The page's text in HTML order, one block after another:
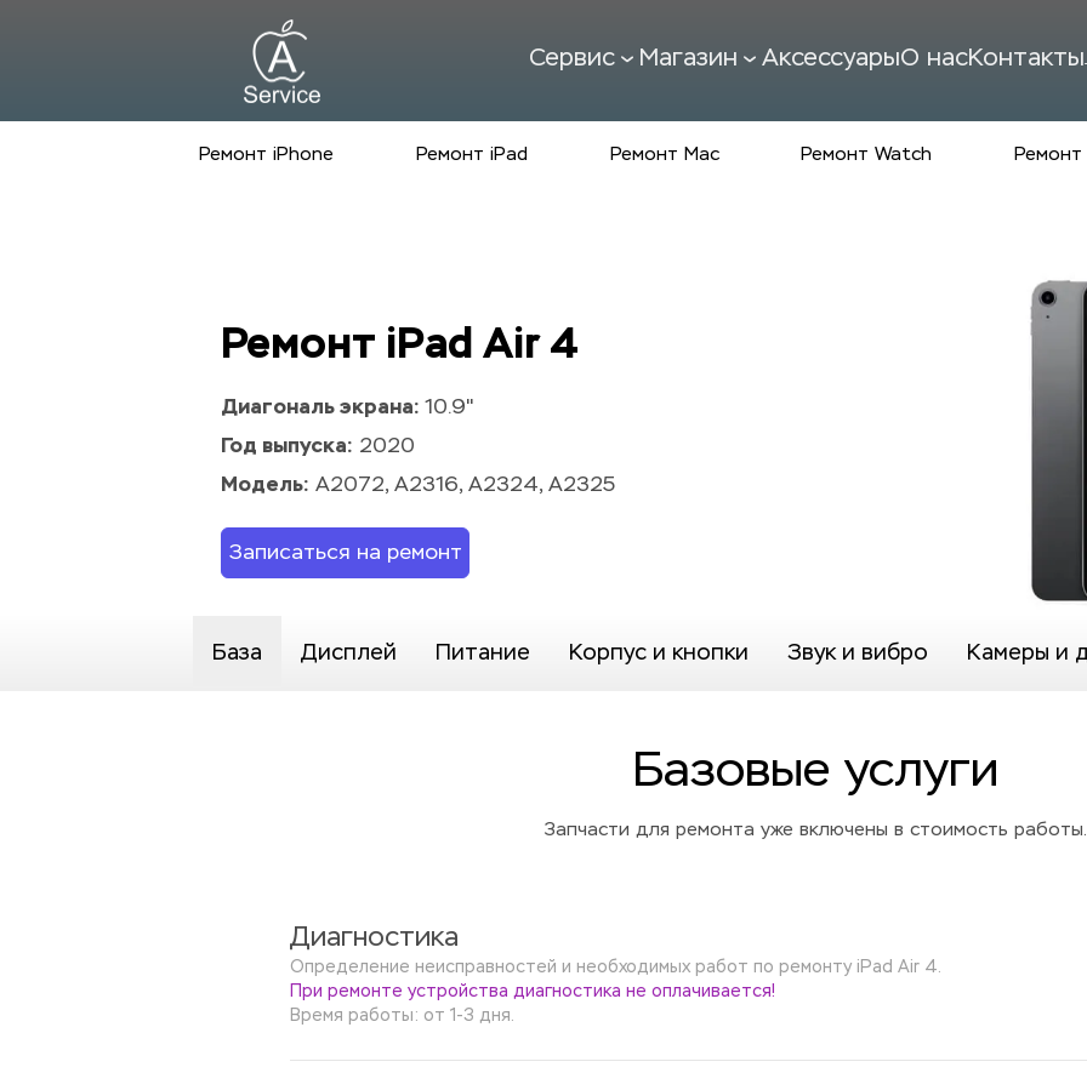
Сервис Магазин АксессуарыО насКонтакты
Ремонт iPhone Ремонт iPad Ремонт Mac Ремонт Watch Ремонт
Ремонт iPad Air 4
Диагональ экрана: 10.9"
Год выпуска: 2020
Модель: A2072, A2316, A2324, A2325
Записаться на ремонт
База Дисплей Питание Корпус и кнопки Звук и вибро Камеры и
Базовые услуги
Запчасти для ремонта уже включены в стоимость работы.
Диагностика
Определение неисправностей и необходимых работ по ремонту iPad Air 4.
При ремонте устройства диагностика не оплачивается!
Время работы: от 1-3 дня.